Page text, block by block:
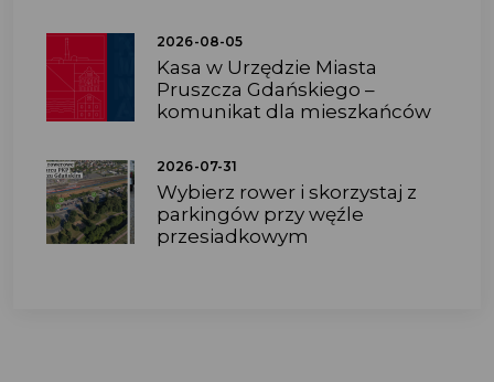
2026-08-05
Kasa w Urzędzie Miasta
Pruszcza Gdańskiego –
komunikat dla mieszkańców
2026-07-31
Wybierz rower i skorzystaj z
parkingów przy węźle
przesiadkowym